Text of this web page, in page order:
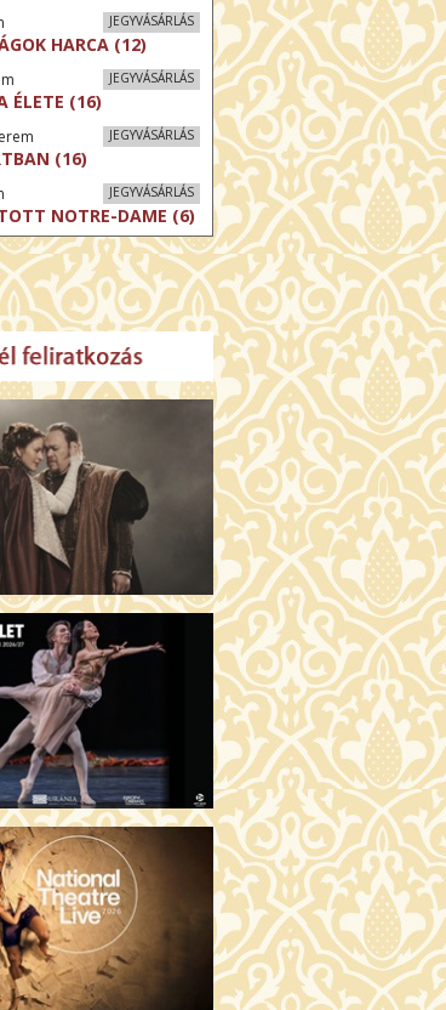
JEGYVÁSÁRLÁS
HARCA (12)
JEGYVÁSÁRLÁS
ÉLETE (16)
JEGYVÁSÁRLÁS
(16)
JEGYVÁSÁRLÁS
NOTRE-DAME (6)
JEGYVÁSÁRLÁS
terem
LÁSZLÓ
JEGYVÁSÁRLÁS
(12)
JEGYVÁSÁRLÁS
A SZENT SZÍV
(12)
JEGYVÁSÁRLÁS
JEGYVÁSÁRLÁS
(16)
JEGYVÁSÁRLÁS
terem
(16)
JEGYVÁSÁRLÁS
(16)
JEGYVÁSÁRLÁS
(16)
JEGYVÁSÁRLÁS
terem
(16)
JEGYVÁSÁRLÁS
(16)
JEGYVÁSÁRLÁS